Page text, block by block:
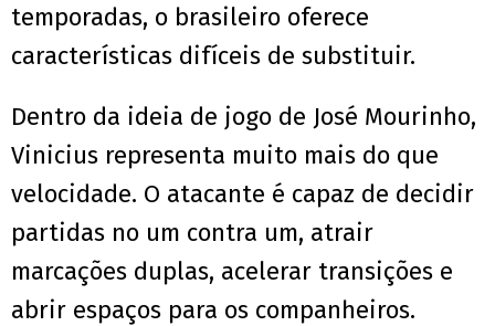
temporadas, o brasileiro oferece
características difíceis de substituir.
Dentro da ideia de jogo de José Mourinho,
Vinicius representa muito mais do que
velocidade. O atacante é capaz de decidir
partidas no um contra um, atrair
marcações duplas, acelerar transições e
abrir espaços para os companheiros.